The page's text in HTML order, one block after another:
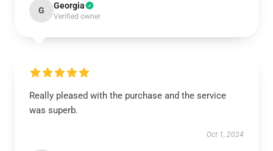
G Georgia
Verified owner
Really pleased with the purchase and the service
was superb.
Oct 1, 2024